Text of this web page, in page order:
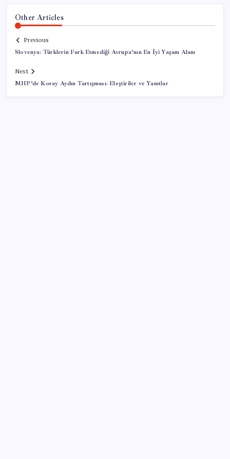
Other Articles
Previous
Slovenya: Türklerin Fark Etmediği Avrupa’nın En İyi Yaşam Alanı
Next
MHP’de Koray Aydın Tartışması: Eleştiriler ve Yanıtlar